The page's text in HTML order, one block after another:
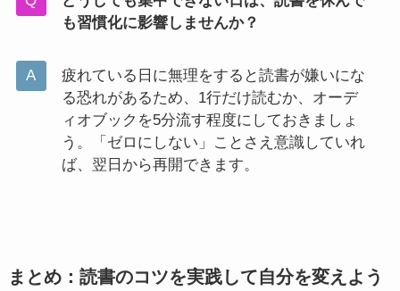
も習慣化に影響しませんか？
疲れている日に無理をすると読書が嫌いにな
る恐れがあるため、1行だけ読むか、オーデ
ィオブックを5分流す程度にしておきましょ
う。「ゼロにしない」ことさえ意識していれ
ば、翌日から再開できます。
まとめ：読書のコツを実践して自分を変えよう